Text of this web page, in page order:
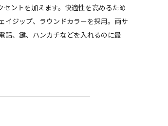
セントを加えます。快適性を高めるため
イジップ、ラウンドカラーを採用。両サ
話、鍵、ハンカチなどを入れるのに最